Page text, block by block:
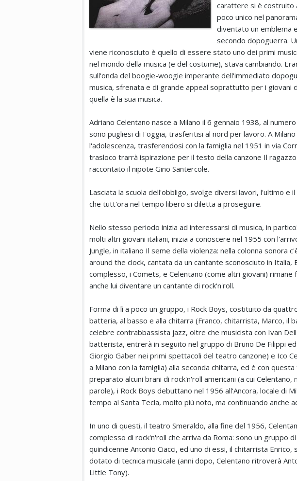
carattere si è costruito
poco unico nel
diventato un emblema
secondo dopoguerra.
viene riconosciuto è quello di essere stato uno dei primi
nel mondo della musica (e del costume), stava cambiando.
sull'onda del boogie-woogie imperante dell'immediato
musica, sfrenata e di grande appeal soprattutto per i giovani
quella è la sua musica.
Adriano Celentano nasce a Milano il 6 gennaio 1938, al
sono pugliesi di Foggia, trasferitisi al nord per lavoro. A
l'adolescenza, trasferendosi con la famiglia nel 1951 in via
trasloco trarrà ispirazione per il testo della canzone Il ragazzo
raccontato il nipote Gino Santercole.
Lasciata la scuola dell'obbligo, svolge diversi lavori, l'ultimo e
che tutt'ora nel tempo libero si diletta a proseguire.
Nello stesso periodo inizia ad interessarsi di musica, in
molti altri giovani italiani, inizia a conoscere nel 1955 con
Jungle, in italiano Il seme della violenza: nella colonna sonora
around the clock, cantata da un cantante sconosciuto in Italia,
complesso, i Comets, e Celentano (come altri giovani)
anche lui diventare un cantante di rock'n'roll.
Forma di lì a poco un gruppo, i Rock Boys, costituito da
batteria, al basso e alla chitarra (Franco, chitarrista, Marco, il
celebre contrabbassista jazz, oltre che musicista con Ivan
batterista, entrerà in seguito nel gruppo di Bruno De Filippi
Giorgio Gaber nei primi spettacoli del teatro canzone) e Ico
a Milano con la famiglia) alla seconda chitarra, ed è con
preparato alcuni brani di rock'n'roll americani (a cui Celentano,
parole), i Rock Boys debuttano nel 1956 all'Ancora, locale di
tempo al Santa Tecla, molto più noto, ma continuando anche
In uno di questi, il teatro Smeraldo, alla fine del 1956,
complesso di rock'n'roll che arriva da Roma: sono un gruppo
quindicenne Antonio Ciacci, ed uno di essi, il chitarrista
dotato di tecnica musicale (anni dopo, Celentano ritroverà
Little Tony).